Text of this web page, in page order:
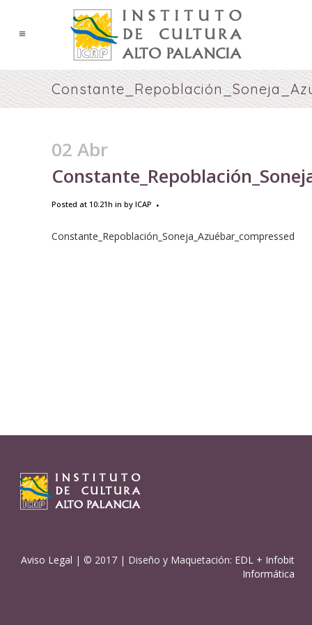
02 Abr
Posted at 10:21h in by ICAP
Constante_Repoblación_Soneja_Azuébar_compressed
Aviso Legal | © 2017 | Diseño y Maquetación: EDL + Infobit
Informática